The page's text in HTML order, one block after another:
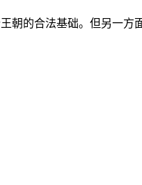
朝的合法基础。但另一方